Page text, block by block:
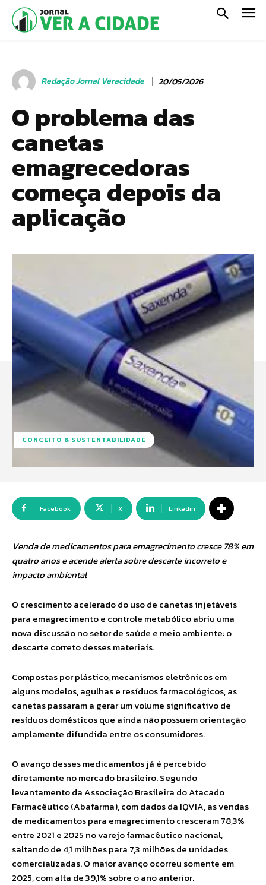
Redação Jornal Veracidade 20/05/2026
O problema das
canetas
emagrecedoras
começa depois da
aplicação
CONCEITO & SUSTENTABILIDADE
Facebook X Linkedin
Venda de medicamentos para emagrecimento cresce 78% em
quatro anos e acende alerta sobre descarte incorreto e
impacto ambiental
O crescimento acelerado do uso de canetas injetáveis
para emagrecimento e controle metabólico abriu uma
nova discussão no setor de saúde e meio ambiente: o
descarte correto desses materiais.
Compostas por plástico, mecanismos eletrônicos em
alguns modelos, agulhas e resíduos farmacológicos, as
canetas passaram a gerar um volume significativo de
resíduos domésticos que ainda não possuem orientação
amplamente difundida entre os consumidores.
O avanço desses medicamentos já é percebido
diretamente no mercado brasileiro. Segundo
levantamento da Associação Brasileira do Atacado
Farmacêutico (Abafarma), com dados da IQVIA, as vendas
de medicamentos para emagrecimento cresceram 78,3%
entre 2021 e 2025 no varejo farmacêutico nacional,
saltando de 4,1 milhões para 7,3 milhões de unidades
comercializadas. O maior avanço ocorreu somente em
2025, com alta de 39,1% sobre o ano anterior.